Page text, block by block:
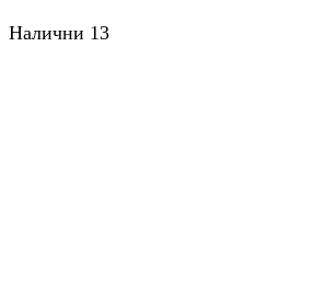
Налични 13